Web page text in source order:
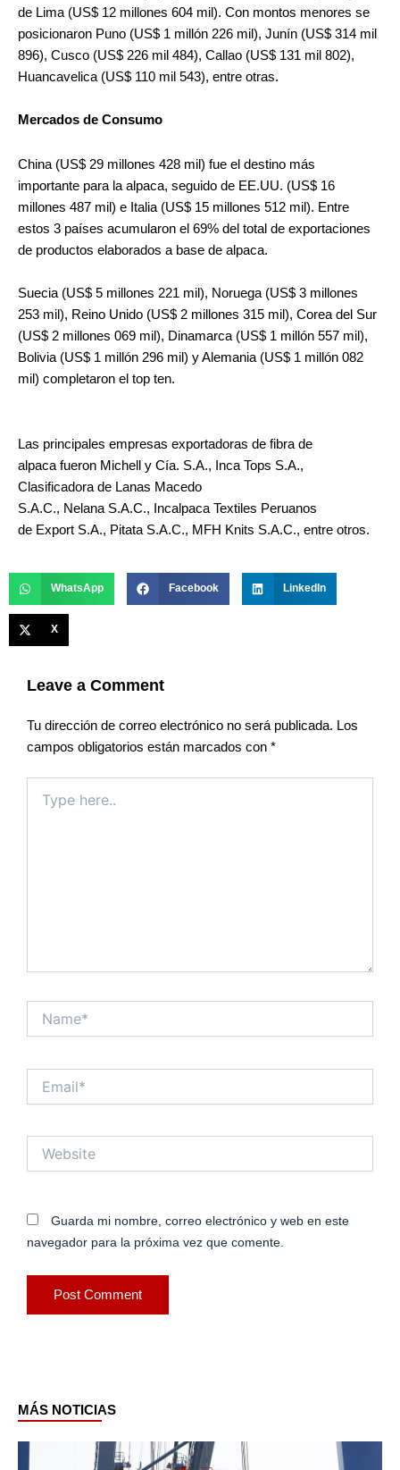
de Lima (US$ 12 millones 604 mil). Con montos menores se
posicionaron Puno (US$ 1 millón 226 mil), Junín (US$ 314 mil
896), Cusco (US$ 226 mil 484), Callao (US$ 131 mil 802),
Huancavelica (US$ 110 mil 543), entre otras.
Mercados de Consumo
China (US$ 29 millones 428 mil) fue el destino más
importante para la alpaca, seguido de EE.UU. (US$ 16
millones 487 mil) e Italia (US$ 15 millones 512 mil). Entre
estos 3 países acumularon el 69% del total de exportaciones
de productos elaborados a base de alpaca.
Suecia (US$ 5 millones 221 mil), Noruega (US$ 3 millones
253 mil), Reino Unido (US$ 2 millones 315 mil), Corea del Sur
(US$ 2 millones 069 mil), Dinamarca (US$ 1 millón 557 mil),
Bolivia (US$ 1 millón 296 mil) y Alemania (US$ 1 millón 082
mil) completaron el top ten.
Las principales empresas exportadoras de fibra de
alpaca fueron Michell y Cía. S.A., Inca Tops S.A.,
Clasificadora de Lanas Macedo
S.A.C., Nelana S.A.C., Incalpaca Textiles Peruanos
de Export S.A., Pitata S.A.C., MFH Knits S.A.C., entre otros.
WhatsApp Facebook LinkedIn
X
Leave a Comment
Tu dirección de correo electrónico no será publicada. Los
campos obligatorios están marcados con *
here..
Guarda mi nombre, correo electrónico y web en este
navegador para la próxima vez que comente.
MÁS NOTICIAS
Page Page PagePage